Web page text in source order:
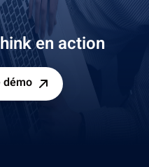
en action